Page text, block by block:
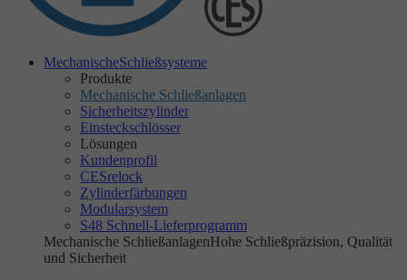
MechanischeSchließsysteme
Produkte
Mechanische Schließanlagen
Sicherheitszylinder
Einsteckschlösser
Lösungen
Kundenprofil
CESrelock
Zylinderfärbungen
Modularsystem
S48 Schnell-Lieferprogramm
Mechanische SchließanlagenHohe Schließpräzision, Qualität
und Sicherheit